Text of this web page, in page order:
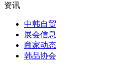
资讯
中韩自贸
展会信息
商家动态
韩品协会